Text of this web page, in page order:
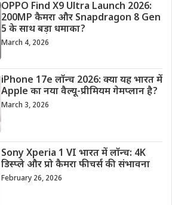
OPPO Find X9 Ultra Launch 2026:
200MP कैमरा और Snapdragon 8 Gen
5 के साथ बड़ा धमाका?
March 4, 2026
iPhone 17e लॉन्च 2026: क्या यह भारत में
Apple का नया वैल्यू-प्रीमियम गेमप्लान है?
March 3, 2026
Sony Xperia 1 VI भारत में लॉन्च: 4K
डिस्प्ले और प्रो कैमरा फीचर्स की संभावना
February 26, 2026